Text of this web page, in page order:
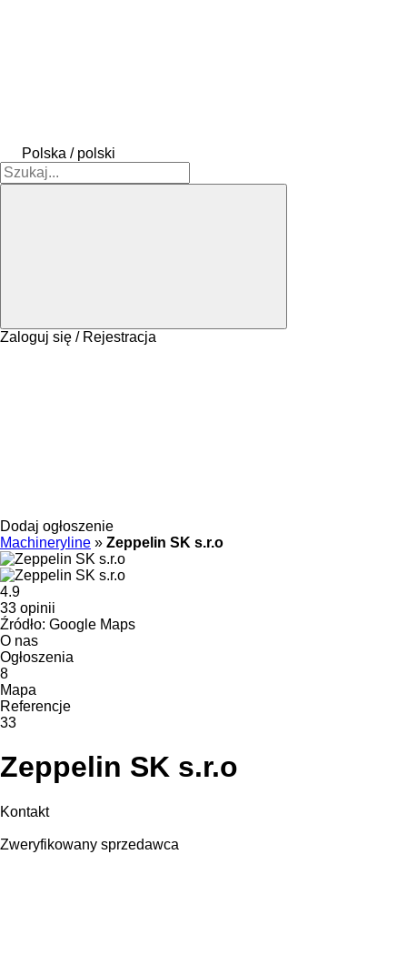
Polska / polski
Zaloguj się / Rejestracja
Dodaj ogłoszenie
Machineryline » Zeppelin SK s.r.o
4.9
33 opinii
Źródło: Google Maps
O nas
Ogłoszenia
8
Mapa
Referencje
33
Zeppelin SK s.r.o
Kontakt
Zweryfikowany sprzedawca